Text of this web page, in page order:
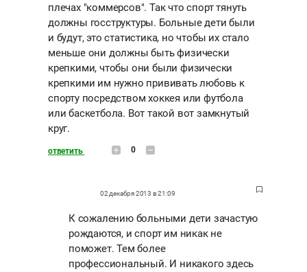
плечах "коммерсов". Так что спорт тянуть
должны госструктуры. Больные дети были
и будут, это статистика, но чтобы их стало
меньше они должны быть физически
крепкими, чтобы они были физически
крепкими им нужно прививать любовь к
спорту посредством хоккея или футбола
или баскетбола. Вот такой вот замкнутый
круг.
ответить 0
02 декабря 2013 в 21:09
К сожалению больными дети зачастую
рождаются, и спорт им никак не
поможет. Тем более
профессиональный. И никакого здесь